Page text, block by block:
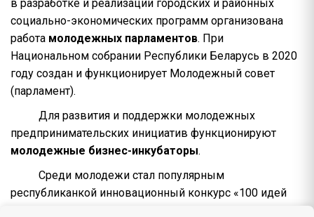
в разработке и реализации городских и районных
социально-экономических программ организована
работа молодежных парламентов. При
Национальном собрании Республики Беларусь в 2020
году создан и функционирует Молодежный совет
(парламент).
Для развития и поддержки молодежных
предпринимательских инициатив функционируют
молодежные бизнес-инкубаторы.
Среди молодежи стал популярным
республиканкой инновационный конкурс «100 идей